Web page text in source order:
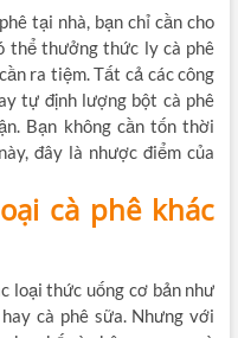
tại nhà, bạn chỉ cần cho
thể thưởng thức ly cà phê
ra tiệm. Tất cả các công
tự định lượng bột cà phê
Bạn không cần tốn thời
đây là nhược điểm của
cà phê khác
loại thức uống cơ bản như
cà phê sữa. Nhưng với